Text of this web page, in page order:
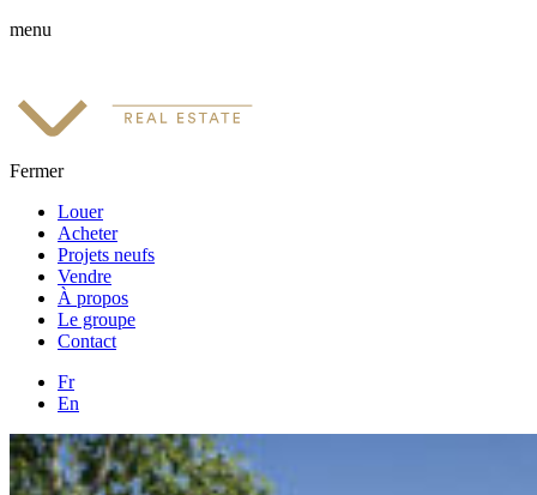
menu
Fermer
Louer
Acheter
Projets neufs
Vendre
À propos
Le groupe
Contact
Fr
En